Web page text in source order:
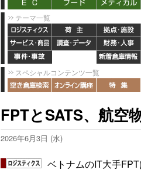
テーマ一覧
スペシャルコンテンツ一覧
FPTとSATS、航空
2026年6月3日 (水)
ベトナムのIT大手